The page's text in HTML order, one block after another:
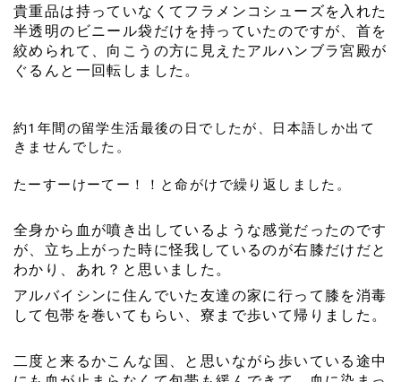
貴重品は持っていなくてフラメンコシューズを入れた
半透明のビニール袋だけを持っていたのですが、首を
絞められて、向こうの方に見えたアルハンブラ宮殿が
ぐるんと一回転しました。
約1年間の留学生活最後の日でしたが、日本語しか出て
きませんでした 。
たーすーけーてー！！と命がけで繰り返しました。
全身から血が噴き出しているような感覚だったのです
が、立ち上がった時に怪我しているのが右膝だけだと
わかり、あれ？と思いました。
アルバイシンに住んでいた友達の家に行って膝を消毒
して包帯を巻いてもらい、寮まで歩いて帰りました。
二度と来るかこんな国、と思いながら歩いている途中